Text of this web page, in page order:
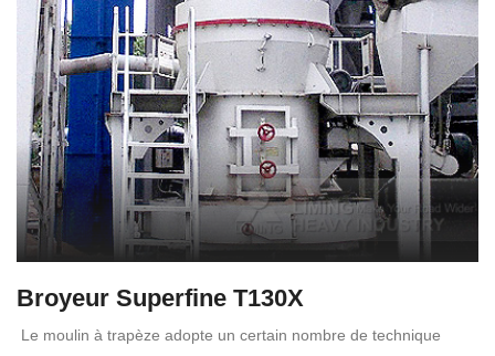
Broyeur Superfine T130X
Le moulin à trapèze adopte un certain nombre de technique